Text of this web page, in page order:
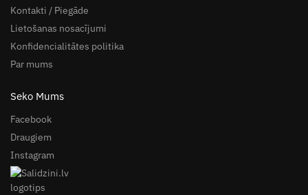
Kontakti / Piegāde
Lietošanas nosacījumi
Konfidencialitātes politika
Par mums
Seko Mums
Facebook
Draugiem
Instagram